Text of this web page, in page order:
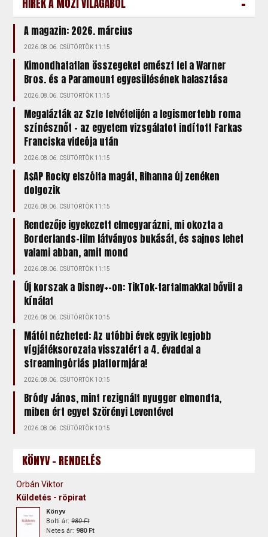
HÍREK A MOZI VILÁGÁBÓL
A magazin: 2026. március
2026.08.06. CSÜTÖRTÖK 11:15
Kimondhatatlan összegeket emészt fel a Warner
Bros. és a Paramount egyesülésének halasztása
2026.08.06. CSÜTÖRTÖK 11:15
Megalázták az Szfe felvételijén a legismertebb roma
színésznőt – az egyetem vizsgálatot indított Farkas
Franciska videója után
2026.08.06. CSÜTÖRTÖK 11:15
A$AP Rocky elszólta magát, Rihanna új zenéken
dolgozik
2026.08.06. CSÜTÖRTÖK 11:15
Rendezője igyekezett elmegyarázni, mi okozta a
Borderlands-film látványos bukását, és sajnos lehet
valami abban, amit mond
2026.08.06. CSÜTÖRTÖK 11:15
Új korszak a Disney+-on: TikTok-tartalmakkal bővül a
kínálat
2026.08.06. CSÜTÖRTÖK 10:15
Mától nézheted: Az utóbbi évek egyik legjobb
vígjátéksorozata visszatért a 4. évaddal a
streamingóriás platformjára!
2026.08.06. CSÜTÖRTÖK 10:15
Bródy János, mint rezignált nyugger elmondta,
miben ért egyet Szörényi Leventével
2026.08.06. CSÜTÖRTÖK 10:15
KÖNYV - RENDELÉS
Orbán Viktor
Küldetés - röpirat
Könyv
Bolti ár:980 Ft
Netes ár: 980 Ft